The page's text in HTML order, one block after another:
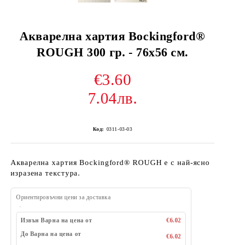
Акварелна хартия Bockingford®
ROUGH 300 гр. - 76х56 см.
€3.60
7.04лв.
Код: 0311-03-03
Акварелна хартия Bockingford® ROUGH е с най-ясно
изразена текстура.
Ориентировъчни цени за доставка
Извън Варна на цена от
€6.02
До Варна на цена от
€6.02